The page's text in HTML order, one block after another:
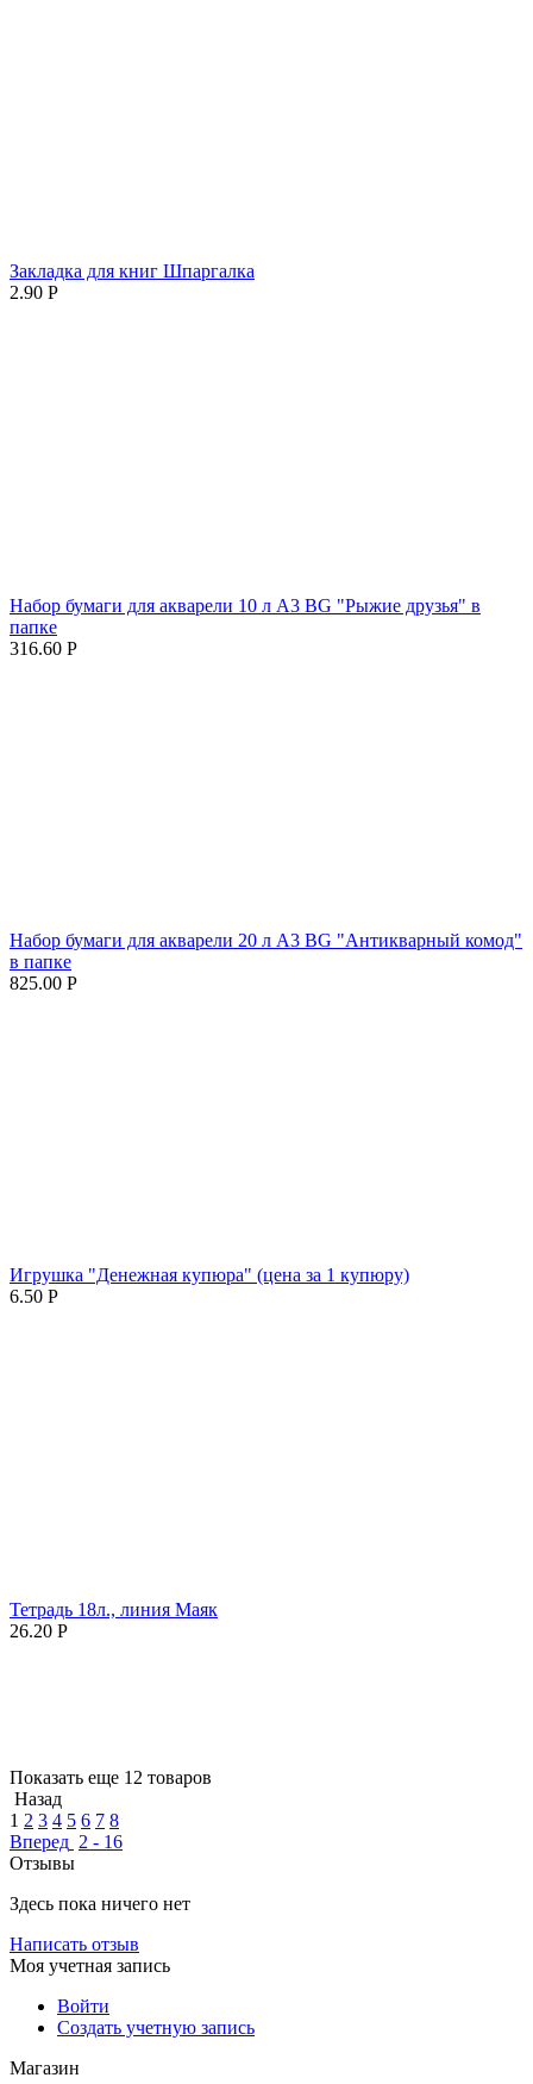
Закладка для книг Шпаргалка
2.90 Р
Набор бумаги для акварели 10 л А3 BG "Рыжие друзья" в
папке
316.60 Р
Набор бумаги для акварели 20 л А3 BG "Антикварный комод"
в папке
825.00 Р
Игрушка "Денежная купюра" (цена за 1 купюру)
6.50 Р
Тетрадь 18л., линия Маяк
26.20 Р
Показать еще 12 товаров
Назад
1 2 3 4 5 6 7 8
Вперед 2 - 16
Отзывы
Здесь пока ничего нет
Написать отзыв
Моя учетная запись
Войти
Создать учетную запись
Магазин